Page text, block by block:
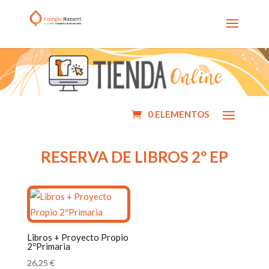
0 ELEMENTOS
RESERVA DE LIBROS 2º EP
Libros + Proyecto Propio
2ºPrimaria
26,25 €